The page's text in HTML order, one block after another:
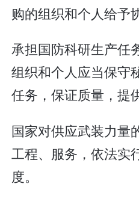
购的组织和个人给予
承担国防科研生产任
组织和个人应当保守
任务，保证质量，提
国家对供应武装力量
工程、服务，依法实
度。